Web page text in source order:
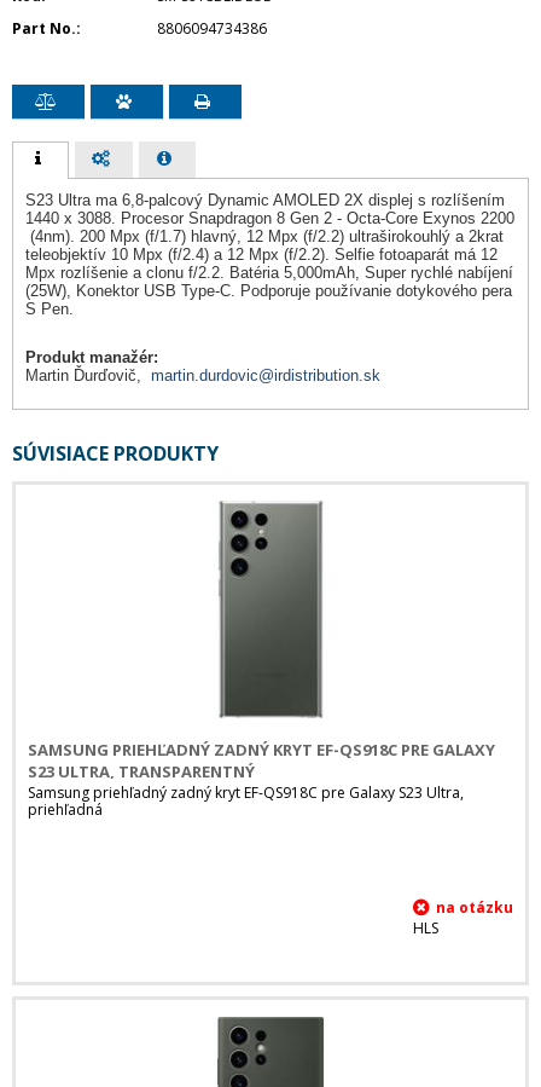
Part No.
8806094734386
S23 Ultra ma 6,8-palcový Dynamic AMOLED 2X displej s rozlíšením
1440 x 3088. Procesor Snapdragon 8 Gen 2 - Octa-Core Exynos 2200
(4nm). 200 Mpx (f/1.7) hlavný, 12 Mpx (f/2.2) ultraširokouhlý a 2krat
teleobjektív 10 Mpx (f/2.4) a 12 Mpx (f/2.2). Selfie fotoaparát má 12
Mpx rozlíšenie a clonu f/2.2. Batéria 5,000mAh, Super rychlé nabíjení
(25W), Konektor USB Type-C. Podporuje používanie dotykového pera
S Pen.
Produkt manažér:
Martin Ďurďovič, martin.durdovic@irdistribution.sk
SÚVISIACE PRODUKTY
SAMSUNG PRIEHĽADNÝ ZADNÝ KRYT EF-QS918C PRE GALAXY
S23 ULTRA, TRANSPARENTNÝ
Samsung priehľadný zadný kryt EF-QS918C pre Galaxy S23 Ultra,
priehľadná
HLS